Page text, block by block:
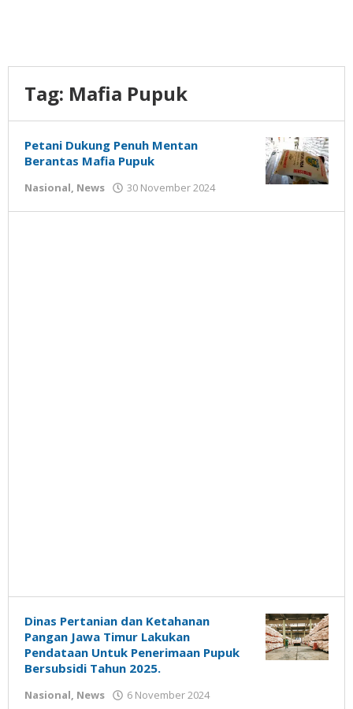
Tag: Mafia Pupuk
Petani Dukung Penuh Mentan
Berantas Mafia Pupuk
Nasional, News 30 November 2024
Susanto
Dinas Pertanian dan Ketahanan
Pangan Jawa Timur Lakukan
Pendataan Untuk Penerimaan Pupuk
Bersubsidi Tahun 2025.
Nasional, News 6 November 2024